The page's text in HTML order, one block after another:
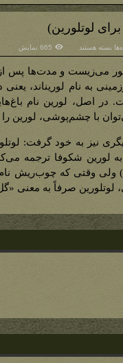
لوتلورین)
برای
(ترجمه‌ی
چوب‌ریش
برای
لوتلورین)
بسته هستند 665 نمایش
می‌زیست و مدت‌ها پس
به نام لوریناند،
در اصل، لورین نام
با چشم‌پوشی، لورین را
لورین شکوفا ترجمه
وقتی که چوب‌ریش نام
صرفاً به معنی «گل